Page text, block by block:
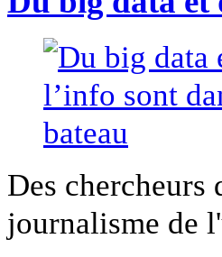
Des
journalisme de